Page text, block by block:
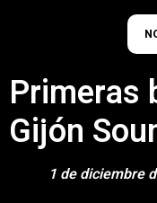
Primeras
Gijón
1 de diciembre